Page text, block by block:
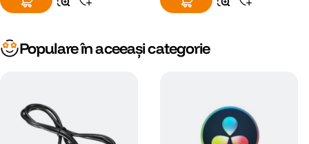
Populare în aceeași categorie